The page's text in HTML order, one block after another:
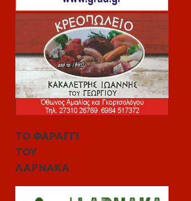
ΤΟ ΦΑΡΑΓΓΙ
ΤΟΥ
ΛΑΡΝΑΚΑ